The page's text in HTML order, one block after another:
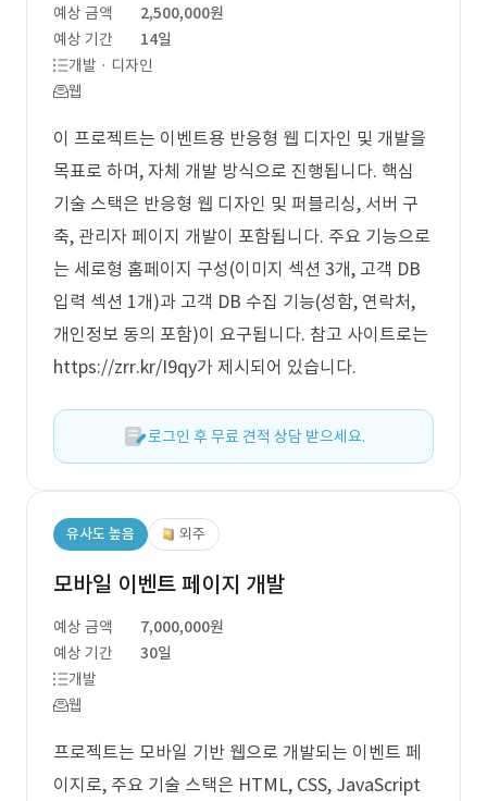
예상 금액
2,500,000원
예상 기간
14일
개발 · 디자인
웹
이 프로젝트는 이벤트용 반응형 웹 디자인 및 개발을
목표로 하며, 자체 개발 방식으로 진행됩니다. 핵심
기술 스택은 반응형 웹 디자인 및 퍼블리싱, 서버 구
축, 관리자 페이지 개발이 포함됩니다. 주요 기능으로
는 세로형 홈페이지 구성(이미지 섹션 3개, 고객 DB
입력 섹션 1개)과 고객 DB 수집 기능(성함, 연락처,
개인정보 동의 포함)이 요구됩니다. 참고 사이트로는
https://zrr.kr/I9qy가 제시되어 있습니다.
로그인 후 무료 견적 상담 받으세요.
유사도 높음 외주
모바일 이벤트 페이지 개발
예상 금액
7,000,000원
예상 기간
30일
개발
웹
프로젝트는 모바일 기반 웹으로 개발되는 이벤트 페
이지로, 주요 기술 스택은 HTML, CSS, JavaScript